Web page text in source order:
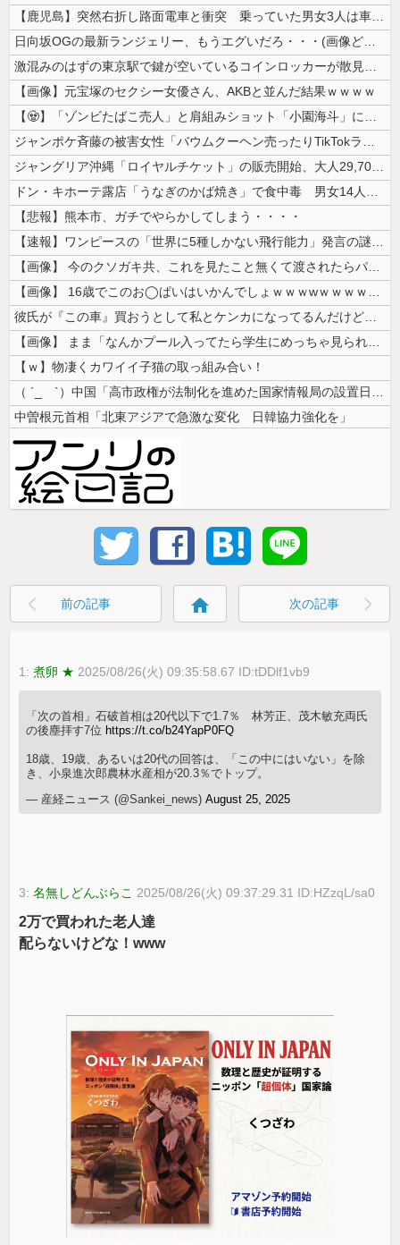
【鹿児島】突然右折し路面電車と衝突 乗っていた男女3人は車を放置しダッ...
日向坂OGの最新ランジェリー、もうエグいだろ・・・(画像どーん)
激混みのはずの東京駅で鍵が空いているコインロッカーが散見、「ラッキー」...
【画像】元宝塚のセクシー女優さん、AKBと並んだ結果ｗｗｗｗ
【🧟】「ゾンビたばこ売人」と肩組みショット「小園海斗」に注がれる“厳...
ジャンポケ斉藤の被害女性「バウムクーヘン売ったりTikTokライブして...
ジャングリア沖縄「ロイヤルチケット」の販売開始、大人29,700円にｗ...
ドン・キホーテ露店「うなぎのかば焼き」で食中毒 男女14人が発熱や腹痛...
【悲報】熊本市、ガチでやらかしてしまう・・・・
【速報】ワンピースの「世界に5種しかない飛行能力」発言の謎が解けるww...
【画像】 今のクソガキ共、これを見たこと無くて渡されたらパニクるらしい...
【画像】 16歳でこのお◯ぱいはいかんでしょｗｗｗwｗｗｗｗｗｗｗｗ❤
彼氏が『この車』買おうとして私とケンカになってるんだけどｗｗｗｗｗｗ
【画像】 まま「なんかプール入ってたら学生にめっちゃ見られたw」
【ｗ】物凄くカワイイ子猫の取っ組み合い！
（ ´_ゝ`）中国「高市政権が法制化を進めた国家情報局の設置日が7月3...
中曽根元首相「北東アジアで急激な変化 日韓協力強化を」
前の記事 home 次の記事
1:煮卵 ★ 2025/08/26(火) 09:35:58.67 ID:tDDlf1vb9
「次の首相」石破首相は20代以下で1.7％ 林芳正、茂木敏充両氏
の後塵拝す7位 https://t.co/b24YapP0FQ
18歳、19歳、あるいは20代の回答は、「この中にはいない」を除
き、小泉進次郎農林水産相が20.3％でトップ。
— 産経ニュース (@Sankei_news)August 25, 2025
3:名無しどんぶらこ 2025/08/26(火) 09:37:29.31 ID:HZzqL/sa0
2万で買われた老人達
配らないけどな！www